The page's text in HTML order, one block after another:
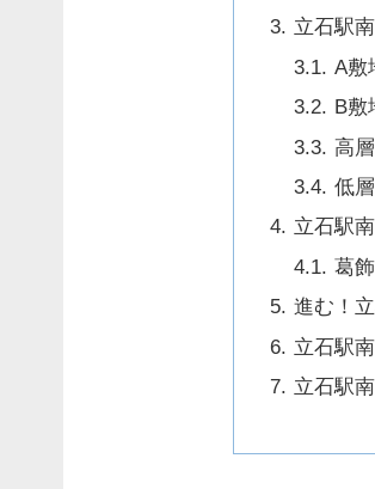
立石駅
A敷
B敷
高
低
立石駅
葛
進む！
立石駅
立石駅